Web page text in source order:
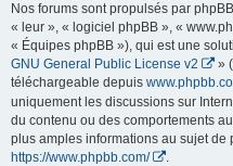
Nos forums sont propulsés par
« leur », « logiciel phpBB », «
« Équipes phpBB »), qui est une
GNU General Public License v2
»
téléchargeable depuis
uniquement les discussions sur
du contenu ou des comportements
plus amples informations au sujet de
https://www.phpbb.com/